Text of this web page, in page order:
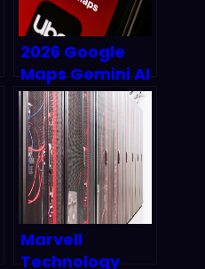
2026 Google
Maps Gemini AI
大升級：一句話問
出完美行程，開發
者自動化腳本時代
來臨？
Marvell
Technology